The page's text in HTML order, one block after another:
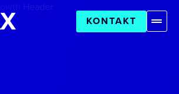
KONTAKT